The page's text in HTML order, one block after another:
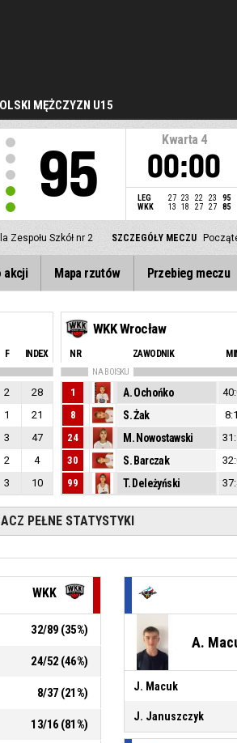
MĘŻCZYZN U15
95
Kwarta 4
00:00
LEG 27 23 22 23
95
WKK
13 18 27 27 85
Zespołu Szkół nr 2 SZCZEGÓŁY MECZU
akcji Mapa rzutów Przebieg meczu
F INDEX
2
28
1
21
3
47
2
4
3 10
WKK Wrocław
NR ZAWODNIK
NA BOISKU
1 A. Ochońko
8
S. Żak
24
M. Nowostawski
30
S. Barczak
99
T. Deleżyński
PEŁNE STATYSTYKI
WKK
32/89 (35%)
24/52 (46%)
8/37 (21%)
13/16 (81%)
A.
J. Macuk
J. Januszczyk